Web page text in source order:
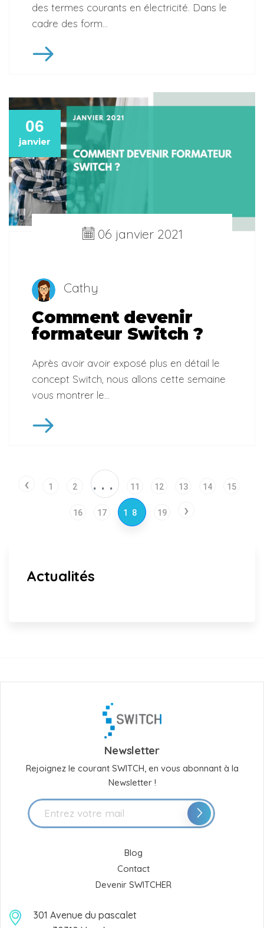
des termes courants en électricité. Dans le
cadre des form...
06
janvier
06 janvier 2021
Cathy
Comment devenir
formateur Switch ?
Après avoir avoir exposé plus en détail le
concept Switch, nous allons cette semaine
vous montrer le...
‹ 1 2 ... 11 12 13 14 15
16 17 18 19 ›
Actualités
Newsletter
Rejoignez le courant SWITCH, en vous abonnant à la
Newsletter !
Blog
Contact
Devenir SWITCHER
301 Avenue du pascalet